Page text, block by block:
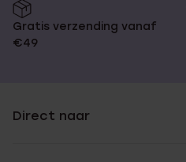
Gratis verzending vanaf
€49
Direct naar